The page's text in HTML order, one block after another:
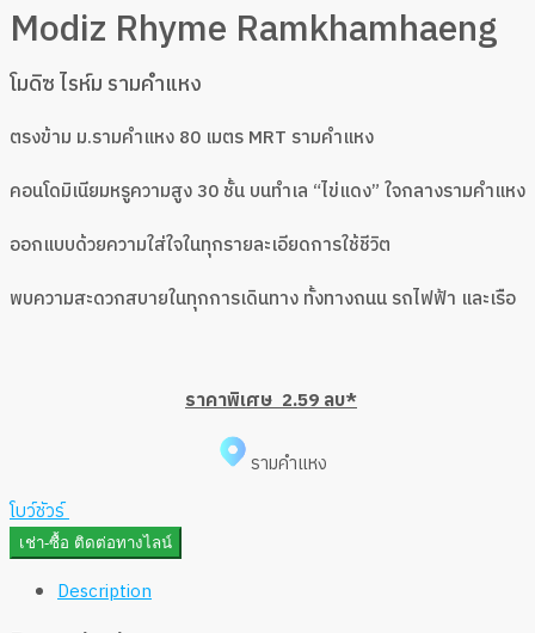
Modiz Rhyme Ramkhamhaeng
โมดิซ ไรห์ม รามคำแหง
ตรงข้าม ม.รามคำแหง 80 เมตร MRT รามคำแหง
คอนโดมิเนียมหรูความสูง 30 ชั้น บนทำเล “ไข่แดง” ใจกลางรามคำแหง
ออกแบบด้วยความใส่ใจในทุกรายละเอียดการใช้ชีวิต
พบความสะดวกสบายในทุกการเดินทาง ทั้งทางถนน รถไฟฟ้า และเรือ
ราคาพิเศษ 2.59 ลบ*
รามคำแหง
โบว์ชัวร์
เช่า-ซื้อ ติดต่อทางไลน์
Description